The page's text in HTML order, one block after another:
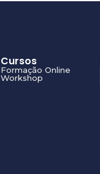
Cursos
Formação Online
Workshop